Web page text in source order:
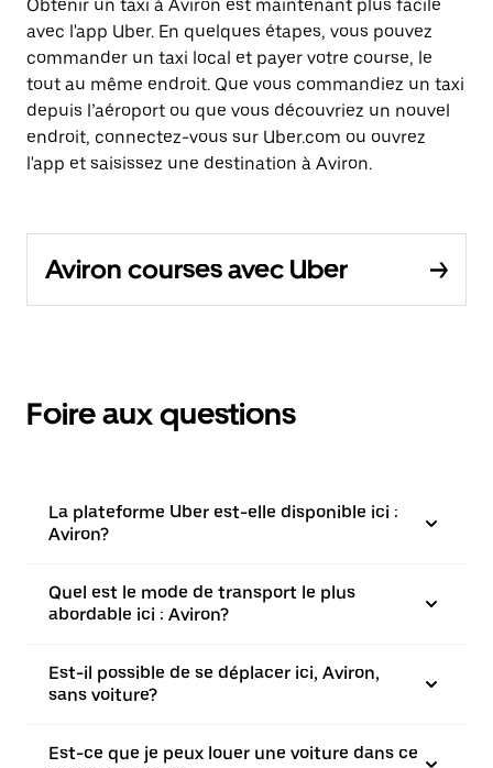
Obtenir un taxi à Aviron est maintenant plus facile
avec l'app Uber. En quelques étapes, vous pouvez
commander un taxi local et payer votre course, le
tout au même endroit. Que vous commandiez un taxi
depuis l’aéroport ou que vous découvriez un nouvel
endroit, connectez-vous sur Uber.com ou ouvrez
l'app et saisissez une destination à Aviron.
Aviron courses avec Uber
Foire aux questions
La plateforme Uber est-elle disponible ici :
Aviron?
Quel est le mode de transport le plus
abordable ici : Aviron?
Est-il possible de se déplacer ici, Aviron,
sans voiture?
Est-ce que je peux louer une voiture dans ce